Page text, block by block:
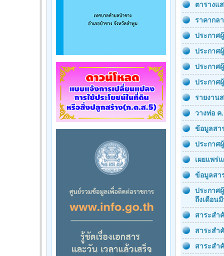
ตารางแ
ราคากล
ประกาศ
ประกาศ
ประกาศ
ประกาศ
รายงาน
วางท่อ ค
ข้อมูลสา
ประกาศ
เผยแพร่
ข้อมูลส
ประกาศ
ถึงเดือน
สาระสำ
สาระสำ
สาระสำ